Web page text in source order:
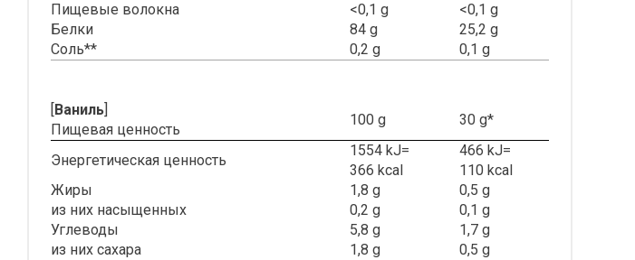
Пищевые волокна
<0,1 g
<0,1 g
Белки
84 g
25,2 g
Соль**
0,2 g 0,1 g
[Ваниль]
Пищевая ценность
100 g 30 g*
Энергетическая ценность
1554 kJ=
366 kcal
466 kJ=
110 kcal
Жиры
1,8 g
0,5 g
из них насыщенных
0,2 g
0,1 g
Углеводы
5,8 g
1,7 g
из них сахара
1,8 g
0,5 g